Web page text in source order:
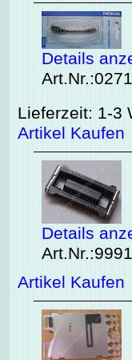
Details
Lieferzeit: 1-3
Artikel Kaufen
Details
Artikel Kaufen